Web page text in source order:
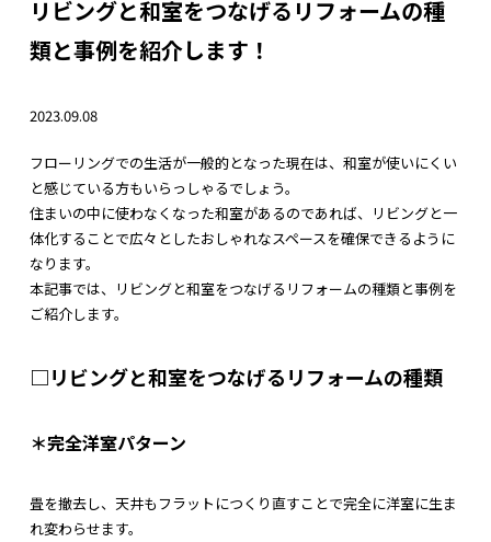
リビングと和室をつなげるリフォームの種
類と事例を紹介します！
2023.09.08
フローリングでの生活が一般的となった現在は、和室が使いにくい
と感じている方もいらっしゃるでしょう。
住まいの中に使わなくなった和室があるのであれば、リビングと一
体化することで広々としたおしゃれなスペースを確保できるように
なります。
本記事では、リビングと和室をつなげるリフォームの種類と事例を
ご紹介します。
□リビングと和室をつなげるリフォームの種類
＊完全洋室パターン
畳を撤去し、天井もフラットにつくり直すことで完全に洋室に生ま
れ変わらせます。